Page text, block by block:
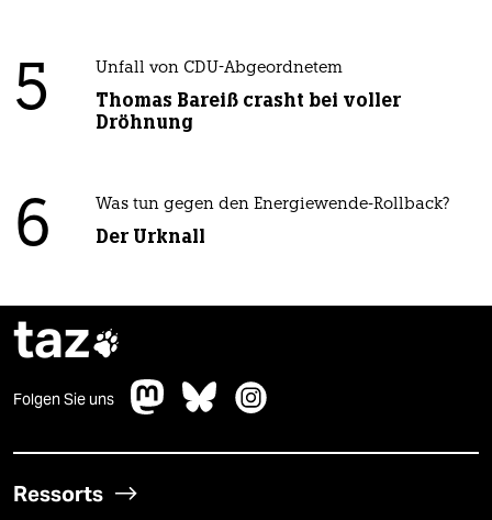
5 Unfall von CDU-Abgeordnetem
Thomas Bareiß crasht bei voller
Dröhnung
6 Was tun gegen den Energiewende-Rollback?
Der Urknall
taz
Folgen Sie uns
Ressorts